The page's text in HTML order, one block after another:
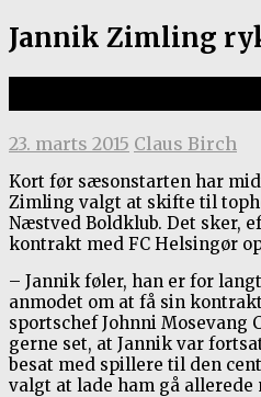
Jannik Zimling
23. marts 2015 Claus Birch
Kort før sæsonstarten har
Zimling valgt at skifte til
Næstved Boldklub. Det sker,
kontrakt med FC Helsingør
– Jannik føler, han er for
anmodet om at få sin
sportschef Johnni Mosevang
gerne set, at Jannik var
besat med spillere til den
valgt at lade ham gå allerede